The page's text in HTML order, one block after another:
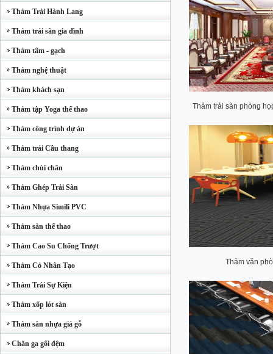
Thảm Trải Hành Lang
Thảm trải sàn gia đình
Thảm tấm - gạch
Thảm nghệ thuật
Thảm khách sạn
Thảm tập Yoga thể thao
Thảm công trình dự án
Thảm trải Cầu thang
Thảm chùi chân
Thảm Ghép Trải Sàn
Thảm Nhựa Simili PVC
Thảm sàn thể thao
Thảm Cao Su Chống Trượt
Thảm Cỏ Nhân Tạo
Thảm Trải Sự Kiện
Thảm xốp lót sàn
Thảm sàn nhựa giả gỗ
Chăn ga gối đệm
Thảm trải sàn phòng
Thảm văn